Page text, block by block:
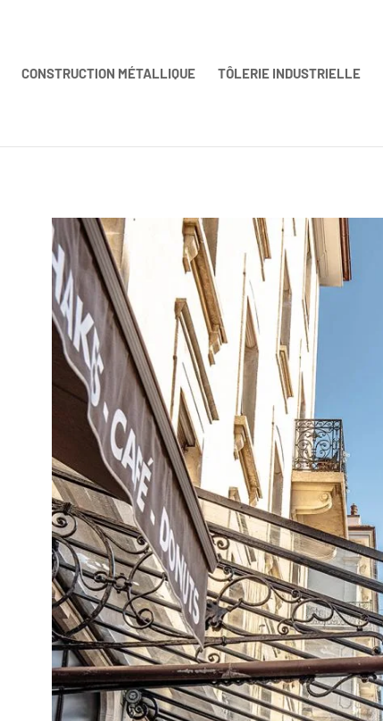
CONSTRUCTION MÉTALLIQUE TÔLERIE INDUSTRIELLE